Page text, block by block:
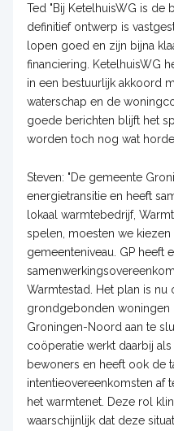
Ted "Bij KetelhuisWG is de
definitief ontwerp is
lopen goed en zijn bijna
financiering. KetelhuisWG
in een bestuurlijk akkoord
waterschap en de
goede berichten blijft het
worden toch nog wat
Steven: "De gemeente
energietransitie en heeft
lokaal warmtebedrijf,
spelen, moesten we
gemeenteniveau. GP heeft
Warmtestad. Het plan is nu
grondgebonden woningen
Groningen-Noord aan te
coöperatie werkt daarbij
bewoners en heeft ook de
intentieovereenkomsten af
het warmtenet. Deze rol
waarschijnlijk dat deze